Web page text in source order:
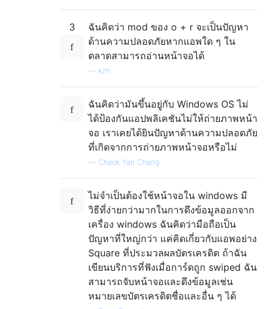
3
ฉันคิดว่า mod ของ o + r จะเป็นปัญหา
ด้านความปลอดภัยหากแอพใด ๆ ใน
ตลาดสามารถอ่านหน้าจอได้
kzh
ฉันคิดว่ามันขึ้นอยู่กับ Windows OS ไม่
ได้ป้องกันแอปพลิเคชันไม่ให้ถ่ายภาพหน้า
จอ เราเคยได้ยินปัญหาด้านความปลอดภัย
ที่เกิดจากการถ่ายภาพหน้าจอหรือไม่
— Cheok Yan Cheng
ไม่จำเป็นต้องใช้หน้าจอใน windows มี
วิธีที่ง่ายกว่ามากในการดึงข้อมูลออกจาก
เครื่อง windows ฉันคิดว่ามือถือเป็น
ปัญหาที่ใหญ่กว่า แค่คิดเกี่ยวกับแอพอย่าง
Square ที่ประมวลผลบัตรเครดิต ถ้าฉัน
เขียนบริการที่ฟังเมื่อการ์ดถูก swiped ฉัน
สามารถจับหน้าจอและดึงข้อมูลเช่น
หมายเลขบัตรเครดิตชื่อและอื่น ๆ ได้